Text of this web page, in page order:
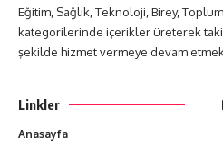
Eğitim, Sağlık, Teknoloji, Birey,
kategorilerinde içerikler üreterek
şekilde hizmet vermeye devam
Linkler
Anasayfa